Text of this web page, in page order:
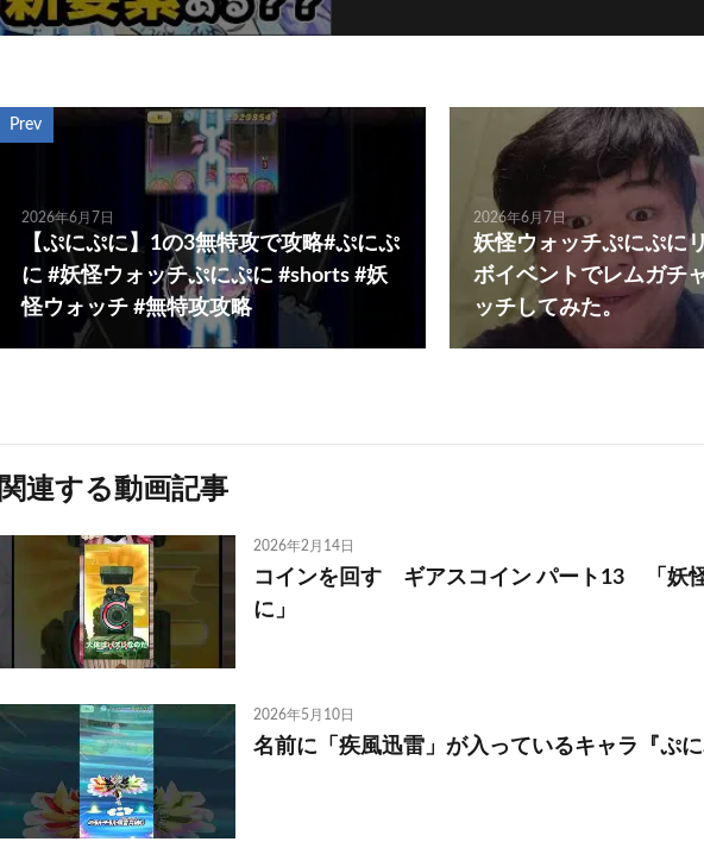
Prev
2026年6月7日
【ぷにぷに】1の3無特攻で攻略#ぷにぷ
に #妖怪ウォッチぷにぷに #shorts #妖
怪ウォッチ #無特攻攻略
2026年6月7日
妖怪ウォッチぷにぷに
ボイベントでレムガチ
ッチしてみた。
関連する動画記事
2026年2月14日
コインを回す ギアスコイン パート13 「妖
に」
2026年5月10日
名前に「疾風迅雷」が入っているキャラ『ぷに